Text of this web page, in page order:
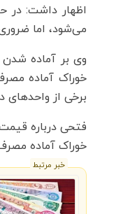
اظهار داشت: در
می‌شود، اما
وی بر آماده شدن
خوراک آماده
برخی از واحدهای
فتحی درباره
خوراک آماده
خبر مرتبط